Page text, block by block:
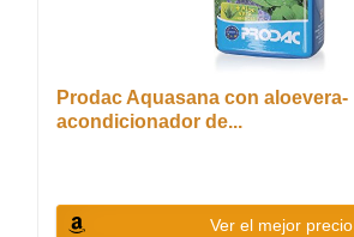
Prodac Aquasana con aloevera-
acondicionador de...
Ver el mejor precio